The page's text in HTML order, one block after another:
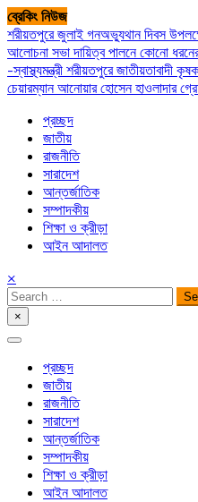
Skip
to
content
ব্রেকিং নিউজ
শরীয়তপুরে জুলাই গনঅভ্যুথান দিবস
আলোচনা সভাদায়িত্ব পালনে কোনো
-স্বাস্থ্যমন্ত্রী শরীয়তপুরে জাতীয়তাবাদী
চেয়ারম্যান আনোয়ার হোসেন হাওলাদার
প্রচ্ছদ
জাতীয়
রাজনীতি
সারাদেশ
আন্তর্জাতিক
সম্পাদকীয়
শিক্ষা ও ক্রীড়া
আইন আদালত
×
Search
for:
×
প্রচ্ছদ
জাতীয়
রাজনীতি
সারাদেশ
আন্তর্জাতিক
সম্পাদকীয়
শিক্ষা ও ক্রীড়া
আইন আদালত